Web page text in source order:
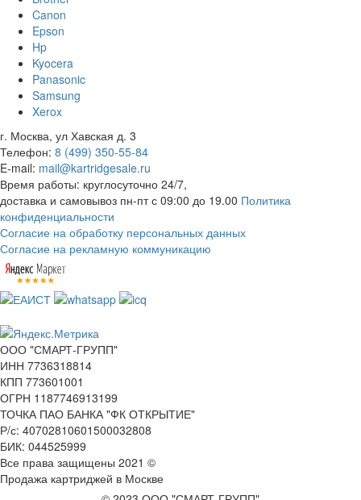
Canon
Epson
Hp
Kyocera
Panasonic
Samsung
Xerox
г. Москва, ул Хавская д. 3
Телефон: 8 (499) 350-55-84
E-mail: mail@kartridgesale.ru
Время работы: круглосуточно 24/7,
доставка и самовывоз пн-пт с 09:00 до 19.00 Политика
конфиденциальности
Согласие на обработку персональных данных
Согласие на рекламную коммуникацию
ООО "СМАРТ-ГРУПП"
ИНН 7736318814
КПП 773601001
ОГРН 1187746913199
ТОЧКА ПАО БАНКА "ФК ОТКРЫТИЕ"
Р/с: 40702810601500032808
БИК: 044525999
Все права защищены 2021 ©
Продажа картриджей в Москве